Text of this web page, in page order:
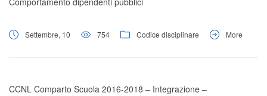
Settembre, 10 754 Codice disciplinare More
CCNL Comparto Scuola 2016-2018 – Integrazione –